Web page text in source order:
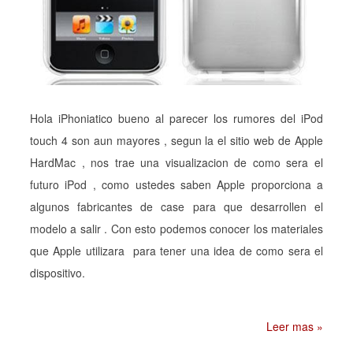
Hola iPhoniatico bueno al parecer los rumores del iPod
touch 4 son aun mayores , segun la el sitio web de Apple
HardMac , nos trae una visualizacion de como sera el
futuro iPod , como ustedes saben Apple proporciona a
algunos fabricantes de case para que desarrollen el
modelo a salir . Con esto podemos conocer los materiales
que Apple utilizara para tener una idea de como sera el
dispositivo.
Leer mas »